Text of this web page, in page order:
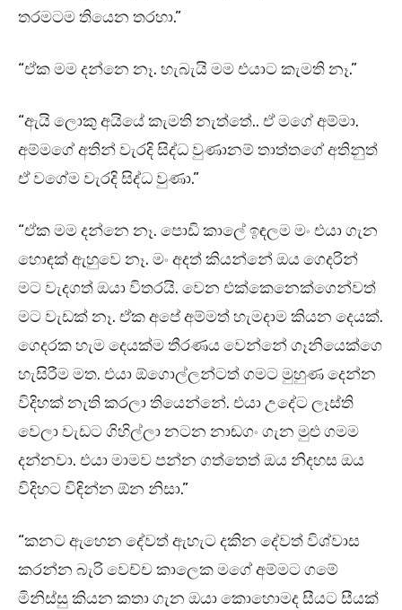
තරමටම තියෙන තරහා.”
“ඒක මම දන්නෙ නෑ. හැබැයි මම එයාට කැමති නෑ.”
“ඇයි ලොකු අයියේ කැමති නැත්තේ.. ඒ මගේ අම්මා.
අම්මගේ අතින් වැරදි සිද්ධ වුණානම් තාත්තගේ අතිනුත්
ඒ වගේම වැරදි සිද්ධ වුණා.”
“ඒක මම දන්නෙ නෑ. පොඩි කාලේ ඉඳලම මං එයා ගැන
හොඳක් ඇහුවෙ නෑ. මං අදත් කියන්නේ ඔය ගෙදරින්
මට වැදගත් ඔයා විතරයි. වෙන එක්කෙනෙක්ගෙන්වත්
මට වැඩක් නෑ. ඒක අපේ අම්මත් හැමදාම කියන දෙයක්.
ගෙදරක හැම දෙයක්ම තීරණය වෙන්නේ ගෑනියෙක්ගෙ
හැසිරීම මත. එයා ඕගොල්ලන්ටත් ගමට මුහුණ දෙන්න
විදිහක් නැති කරලා තියෙන්නේ. එයා උදේට ලෑස්ති
වෙලා වැඩට ගිහිල්ලා නටන නාඬගං ගැන මුළු ගමම
දන්නවා. එයා මාමව පන්න ගත්තෙත් ඔය නිදහස ඔය
විදිහට විඳින්න ඕන නිසා.”
“කනට ඇහෙන දේවත් ඇහැට දකින දේවත් විශ්වාස
කරන්න බැරි වෙච්ච කාලෙක මගේ අම්මට ගමේ
මිනිස්සු කියන කතා ගැන ඔයා කොහොමද සීයට සීයක්